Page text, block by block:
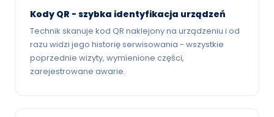
Kody QR - szybka identyfikacja urządzeń
Technik skanuje kod QR naklejony na urządzeniu i od
razu widzi jego historię serwisowania - wszystkie
poprzednie wizyty, wymienione części,
zarejestrowane awarie.